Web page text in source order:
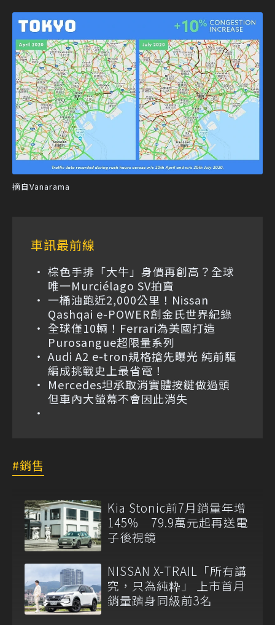
摘自Vanarama
車訊最前線
棕色手排「大牛」身價再創高？全球
唯一Murciélago SV拍賣
一桶油跑近2,000公里！Nissan
Qashqai e-POWER創金氏世界紀錄
全球僅10輛！Ferrari為美國打造
Purosangue超限量系列
Audi A2 e-tron規格搶先曝光 純前驅
編成挑戰史上最省電！
Mercedes坦承取消實體按鍵做過頭
但車內大螢幕不會因此消失
銷售
Kia Stonic前7月銷量年增
145% 79.9萬元起再送電
子後視鏡
NISSAN X-TRAIL「所有講
究，只為純粋」 上市首月
銷量躋身同級前3名